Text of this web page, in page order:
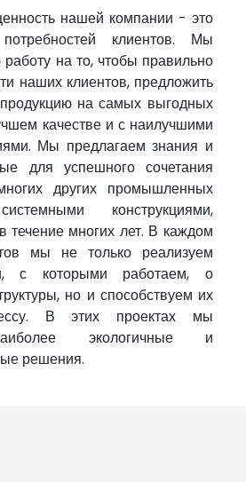
нашей компании - это
потребностей клиентов. Мы
на то, чтобы правильно
наших клиентов, предложить
на самых выгодных
качестве и с наилучшими
Мы предлагаем знания и
для успешного сочетания
других промышленных
конструкциями,
течение многих лет. В каждом
мы не только реализуем
с которыми работаем, о
но и способствуем их
В этих проектах мы
экологичные и
решения.